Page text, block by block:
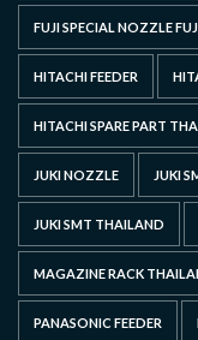
FUJI SPECIAL NOZZLE
HITACHI FEEDER
HITACHI SPARE PART
JUKI NOZZLE JUKI
JUKI SMT THAILAND
MAGAZINE RACK
PANASONIC FEEDER